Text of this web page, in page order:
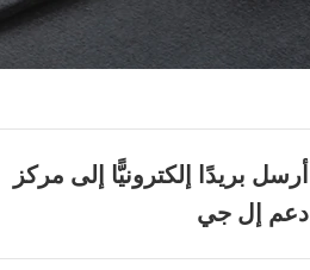
أرسل بريدًا إلكترونيًّا إلى مركز
دعم إل جي